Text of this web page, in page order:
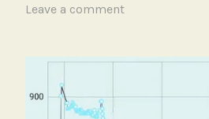
horas
de
T
d
Leave a comment